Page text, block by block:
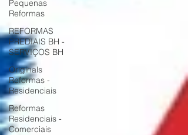
Pequenas
Reformas
REFORMAS
PREDIAIS BH -
SERVIÇOS BH
Originals
Reformas -
Residenciais
Reformas
Residenciais -
Comerciais